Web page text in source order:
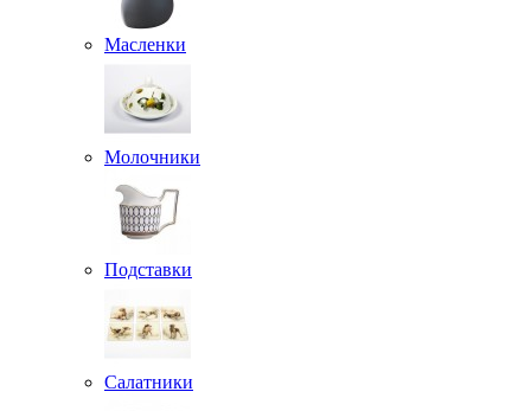
Масленки
Молочники
Подставки
Салатники